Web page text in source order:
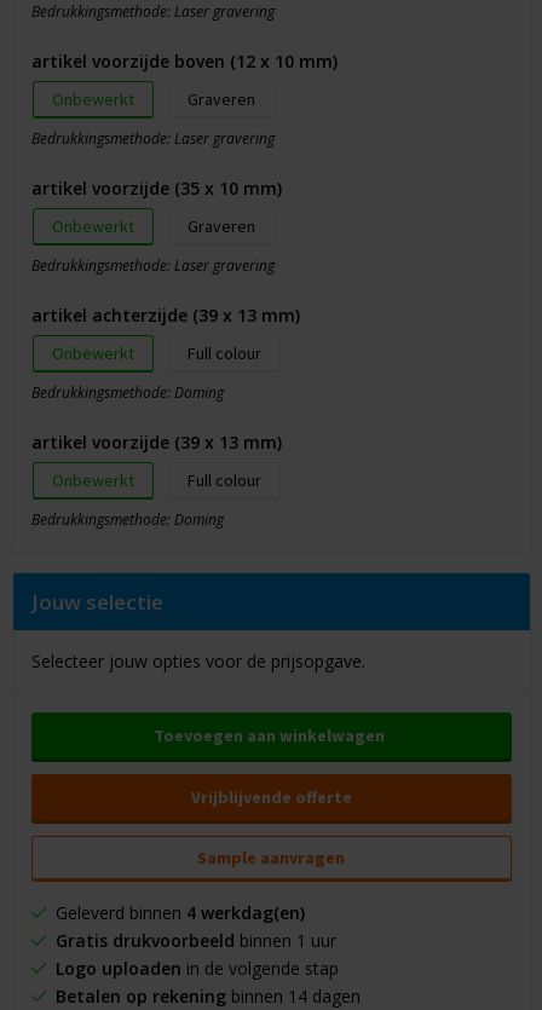
Bedrukkingsmethode: Laser gravering
artikel voorzijde boven (12 x 10 mm)
Onbewerkt Graveren
Bedrukkingsmethode: Laser gravering
artikel voorzijde (35 x 10 mm)
Onbewerkt Graveren
Bedrukkingsmethode: Laser gravering
artikel achterzijde (39 x 13 mm)
Onbewerkt Full colour
Bedrukkingsmethode: Doming
artikel voorzijde (39 x 13 mm)
Onbewerkt Full colour
Bedrukkingsmethode: Doming
Jouw selectie
Selecteer jouw opties voor de prijsopgave.
Toevoegen aan winkelwagen
Vrijblijvende offerte
Sample aanvragen
Geleverd binnen 4 werkdag(en)
Gratis drukvoorbeeld binnen 1 uur
Logo uploaden in de volgende stap
Betalen op rekeningbinnen 14 dagen